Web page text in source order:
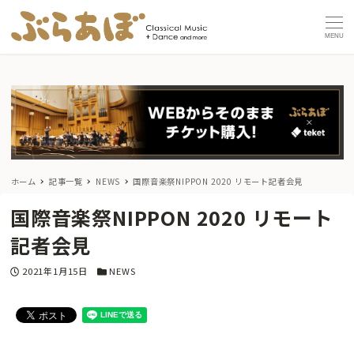
MENU
ホーム 記事一覧 NEWS 国際音楽祭NIPPON 2020 リモート記者会見
国際音楽祭NIPPON 2020 リモート
記者会見
投稿日
2021年1月15日 カテゴリー
NEWS